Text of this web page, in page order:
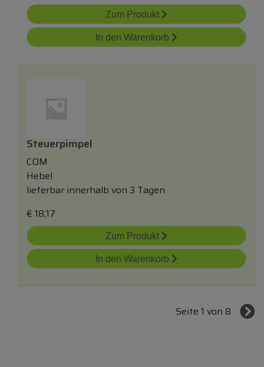
Zum Produkt
In den Warenkorb
Steuerpimpel
COM
Hebel
lieferbar innerhalb von 3 Tagen
€ 18,17
Zum Produkt
In den Warenkorb
Seite 1 von 8